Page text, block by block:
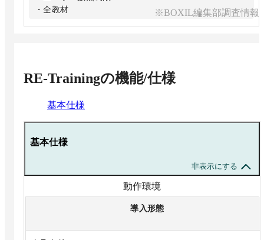
・全教材
※BOXIL編集部調査情報
RE-Trainingの機能/仕様
基本仕様
基本仕様
非表示にする
動作環境
導入形態